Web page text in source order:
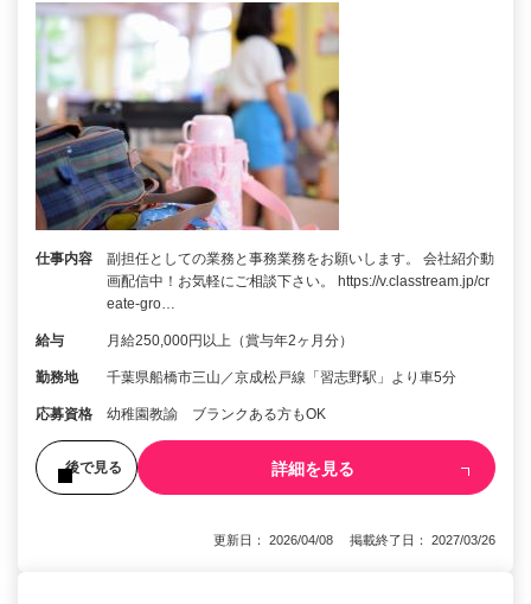
仕事内容
副担任としての業務と事務業務をお願いします。 会社紹介動
画配信中！お気軽にご相談下さい。 https://v.classtream.jp/cr
eate-gro…
給与 月給250,000円以上（賞与年2ヶ月分）
勤務地 千葉県船橋市三山／京成松戸線「習志野駅」より車5分
応募資格 幼稚園教諭 ブランクある方もOK
後で見る 詳細を見る
更新日： 2026/04/08 掲載終了日： 2027/03/26